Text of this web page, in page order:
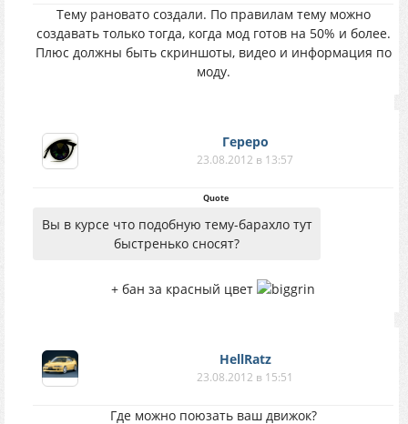
Тему рановато создали. По правилам тему можно
создавать только тогда, когда мод готов на 50% и более.
Плюс должны быть скриншоты, видео и информация по
моду.
Гереро
23.08.2012 в 13:57
Quote
Вы в курсе что подобную тему-барахло тут
быстренько сносят?
+ бан за красный цвет
HellRatz
23.08.2012 в 15:51
Где можно поюзать ваш движок?